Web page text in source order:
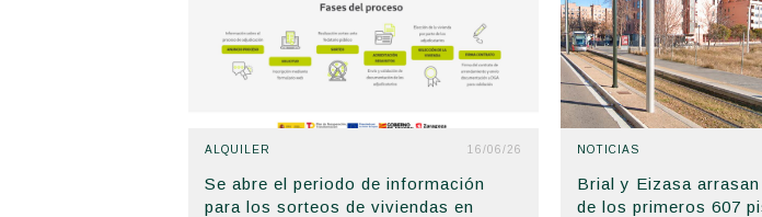
ALQUILER 16/06/26
Se abre el periodo de información
para los sorteos de viviendas en
NOTICIAS
Brial y Eizasa
de los primeros 607